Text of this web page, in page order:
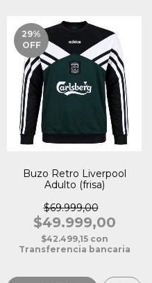
29%
OFF
Buzo Retro Liverpool
Adulto (frisa)
$69.999,00
$49.999,00
$42.499,15 con
Transferencia bancaria